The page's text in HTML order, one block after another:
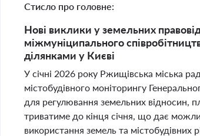
Стисло про головне:
Нові виклики у земельних
міжмуніципального
ділянками у Києві
У січні 2026 року Ржищівська міська
містобудівного моніторингу
для регулювання земельних відносин,
триватиме до кінця січня, що дає
використання земель та містобудівних